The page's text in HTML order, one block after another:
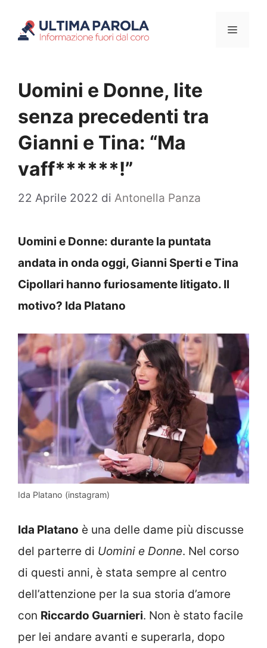
Menu
Uomini e Donne, lite
senza precedenti tra
Gianni e Tina: “Ma
vaff******!”
22 Aprile 2022 di Antonella Panza
Uomini e Donne: durante la puntata
andata in onda oggi, Gianni Sperti e Tina
Cipollari hanno furiosamente litigato. Il
motivo? Ida Platano
Ida Platano (instagram)
Ida Platano è una delle dame più discusse
del parterre di Uomini e Donne. Nel corso
di questi anni, è stata sempre al centro
dell’attenzione per la sua storia d’amore
con Riccardo Guarnieri. Non è stato facile
per lei andare avanti e superarla, dopo